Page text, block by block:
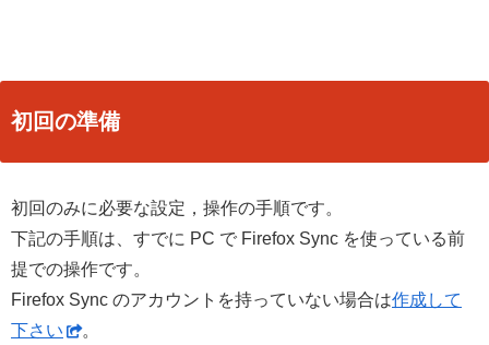
初回の準備
初回のみに必要な設定，操作の手順です。
下記の手順は、すでに PC で Firefox Sync を使っている前
提での操作です。
Firefox Sync のアカウントを持っていない場合は作成して
下さい
。